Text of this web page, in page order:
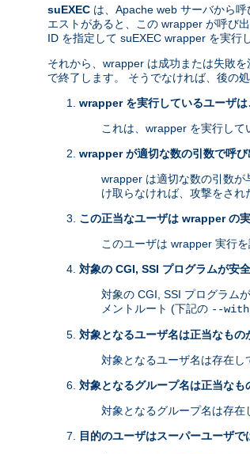
suEXEC は、Apache web サーバから
エストがあると、この wrapper が呼び
ID を指定して suEXEC wrapper を実行
それから、wrapper は成功または失敗
で終了します。 そうでなければ、後の
wrapper を実行しているユーザ
これは、wrapper を実行して
wrapper が適切な数の引数で呼
wrapper は適切な数の引数が
け取らなければ、攻撃をされ
この正当なユーザは wrapper の
このユーザは wrapper 実行
対象の CGI, SSI プログラムが安
対象の CGI, SSI プログラム
メントルート (下記の --
対象となるユーザ名は正当なもの
対象となるユーザ名は存在し
対象となるグループ名は正当なも
対象となるグループ名は存在
目的のユーザはスーパーユーザで